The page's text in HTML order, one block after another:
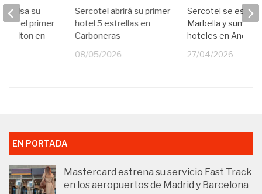
Sercotel abrirá su primer
hotel 5 estrellas en
Carboneras
08/05/2026
Sercotel se
Marbella y suma 16
hoteles en
27/04/2026
su
con el primer
Hilton en
EN PORTADA
Mastercard estrena su servicio Fast Track
en los aeropuertos de Madrid y Barcelona